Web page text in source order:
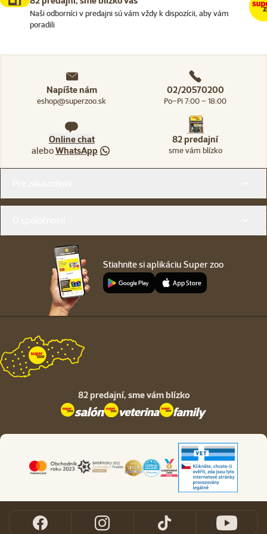
Naši odborníci v predajni sú vám vždy k dispozícii, aby vám
poradili
Napíšte nám
eshop@superzoo.sk
02/20570200
Po–Pi 7:00 – 18:00
Online chat
aleboWhatsApp
82 predajní
sme vám blízko
Stiahnite si aplikáciu Super zoo
82 predajní, sme vám blízko